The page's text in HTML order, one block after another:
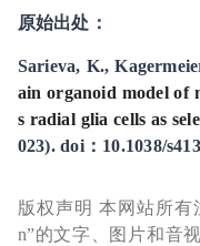
原始出处：
Sarieva, K.,
ain organoid model of
s radial glia cells as
023). doi：10.1038/
版权声明 本网站所有
n”的文字、图片和音